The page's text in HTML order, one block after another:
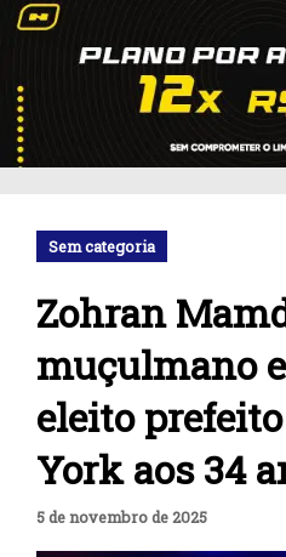
Sem categoria
Zohran
muçulmano
eleito
York aos 34
5 de novembro de 2025